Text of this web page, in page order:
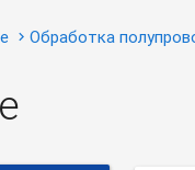
Обработка